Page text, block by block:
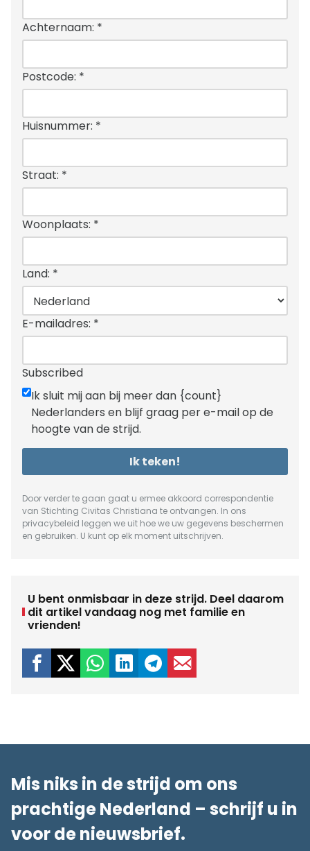
Achternaam: *
Postcode: *
Huisnummer: *
Straat: *
Woonplaats: *
Land: *
E-mailadres: *
Subscribed
Ik sluit mij aan bij meer dan {count}
Nederlanders en blijf graag per e-mail op de
hoogte van de strijd.
Ik teken!
Door verder te gaan gaat u ermee akkoord correspondentie
van Stichting Civitas Christiana te ontvangen. In ons
privacybeleid leggen we uit hoe we uw gegevens beschermen
en gebruiken. U kunt op elk moment uitschrijven.
U bent onmisbaar in deze strijd. Deel daarom
dit artikel vandaag nog met familie en
vrienden!
Mis niks in de strijd om ons
prachtige Nederland – schrijf u in
voor de nieuwsbrief.